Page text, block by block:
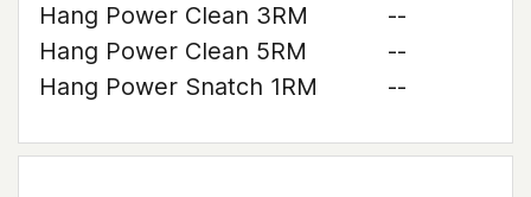
Hang Power Clean 3RM
--
Hang Power Clean 5RM
--
Hang Power Snatch 1RM
--